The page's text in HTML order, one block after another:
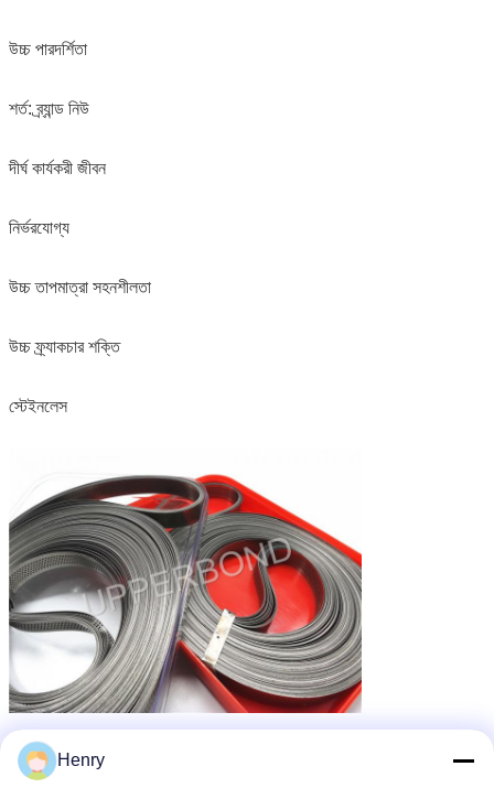
উচ্চ পারদর্শিতা
শর্ত: ব্র্যান্ড নিউ
দীর্ঘ কার্যকরী জীবন
নির্ভরযোগ্য
উচ্চ তাপমাত্রা সহনশীলতা
উচ্চ ফ্র্যাকচার শক্তি
স্টেইনলেস
Henry